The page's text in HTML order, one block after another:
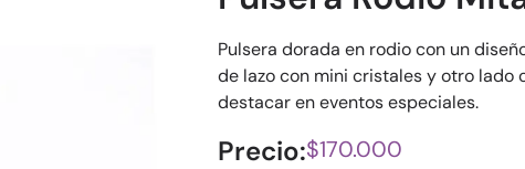
Pulsera dorada en rodio con un
de lazo con mini cristales y otro lado
destacar en eventos especiales.
Precio:$170.000